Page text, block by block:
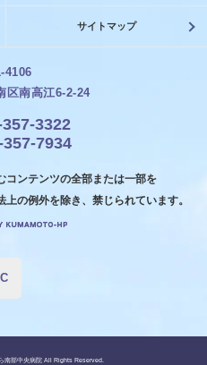
サイトマップ
4106
区南高江6-2-24
3322
7934
ンテンツの全部または一部を
の例外を除き、禁じられています。
南部中央病院All Rights Reserved.